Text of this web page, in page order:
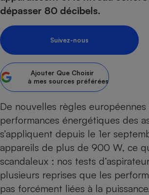
dépasser 80 décibels.
Suivez-nous
Ajouter Que Choisir
à mes sources préférées
De nouvelles règles européennes
performances énergétiques des
s’appliquent depuis le 1er
appareils de plus de 900 W, ce
scandaleux : nos tests
plusieurs reprises que les
pas forcément liées à la
Banque
Pièce
Moto
Image
Choisir son fioul
Comparateur assurance emprunteur
Energie Moins Chère Ensemble
Tous les comparateurs
Toutes les cartes interactives
Speedtest - Testez
connexion Internet